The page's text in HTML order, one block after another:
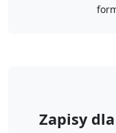
Zapisy